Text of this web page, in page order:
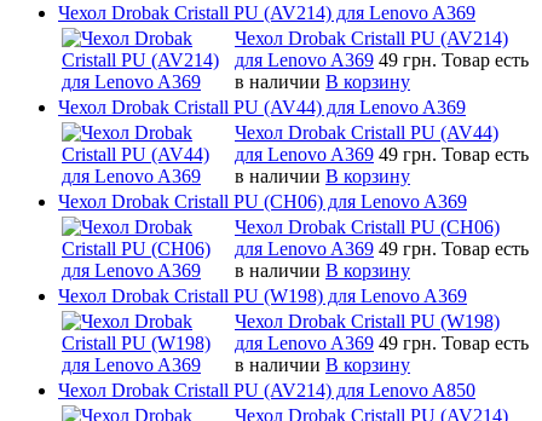
Чехол Drobak Cristall PU (AV214) для Lenovo A369
Чехол Drobak Cristall PU (AV214)
для Lenovo A369 49 грн. Товар есть
в наличии В корзину
Чехол Drobak Cristall PU (AV44) для Lenovo A369
Чехол Drobak Cristall PU (AV44)
для Lenovo A369 49 грн. Товар есть
в наличии В корзину
Чехол Drobak Cristall PU (CH06) для Lenovo A369
Чехол Drobak Cristall PU (CH06)
для Lenovo A369 49 грн. Товар есть
в наличии В корзину
Чехол Drobak Cristall PU (W198) для Lenovo A369
Чехол Drobak Cristall PU (W198)
для Lenovo A369 49 грн. Товар есть
в наличии В корзину
Чехол Drobak Cristall PU (AV214) для Lenovo A850
Чехол Drobak Cristall PU (AV214)